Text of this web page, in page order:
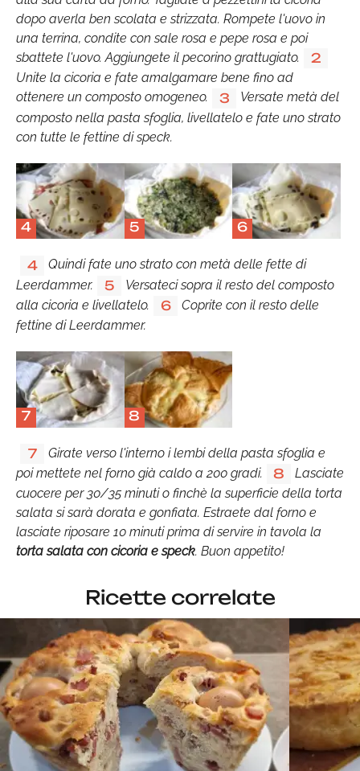
dopo averla ben scolata e strizzata. Rompete l'uovo in
una terrina, condite con sale rosa e pepe rosa e poi
sbattete l'uovo. Aggiungete il pecorino grattugiato.
2
Unite la cicoria e fate amalgamare bene fino ad
ottenere un composto omogeneo.
3
Versate metà del
composto nella pasta sfoglia, livellatelo e fate uno strato
con tutte le fettine di speck.
4 5 6
4
Quindi fate uno strato con metà delle fette di
Leerdammer.
5
Versateci sopra il resto del composto
alla cicoria e livellatelo.
6
Coprite con il resto delle
fettine di Leerdammer.
7 8
7
Girate verso l'interno i lembi della pasta sfoglia e
poi mettete nel forno già caldo a 200 gradi.
8
Lasciate
cuocere per 30/35 minuti o finchè la superficie della torta
salata si sarà dorata e gonfiata. Estraete dal forno e
lasciate riposare 10 minuti prima di servire in tavola la
torta salata con cicoria e speck. Buon appetito!
Ricette correlate